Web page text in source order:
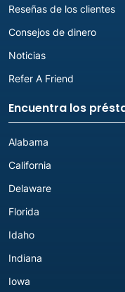
Reseñas de los clientes
Consejos de dinero
Noticias
Refer A Friend
Encuentra los
Alabama
California
Delaware
Florida
Idaho
Indiana
Iowa